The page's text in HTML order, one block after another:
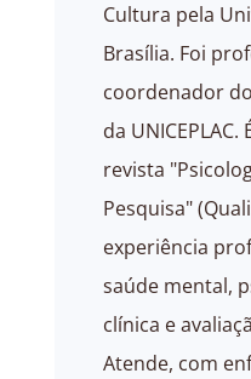
Cultura pela
Brasília. Foi
coordenador
da
revista
Pesquisa"
experiência
saúde mental,
clínica e
Atende, com